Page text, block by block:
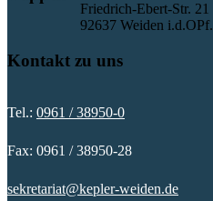
Friedrich-Ebert-Str. 21
92637 Weiden i.d.OPf.
Kontakt zu uns
Tel.: 0961 / 38950-0
Fax: 0961 / 38950-28
sekretariat@kepler-weiden.de